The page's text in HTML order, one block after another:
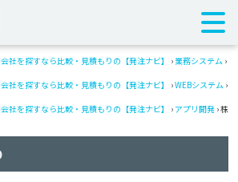
社を探すなら比較・見積もりの【発注ナビ】 › 業務システム ›
社を探すなら比較・見積もりの【発注ナビ】
›WEBシステム ›
社を探すなら比較・見積もりの【発注ナビ】
› アプリ開発 › 株